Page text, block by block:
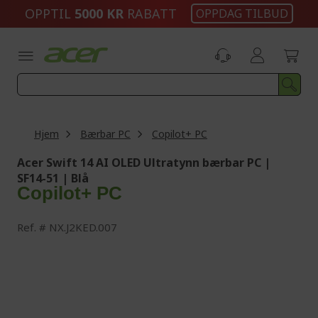
OPPTIL 5000 KR RABATT OPPDAG TILBUD
Hjem Bærbar PC Copilot+ PC
Acer Swift 14 AI OLED Ultratynn bærbar PC |
SF14-51 | Blå
Copilot+ PC
Ref. NX.J2KED.007